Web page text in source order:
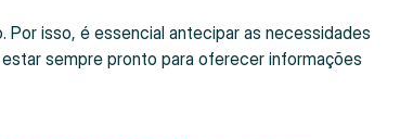
isso, é essencial antecipar as necessidades
sempre pronto para oferecer informações